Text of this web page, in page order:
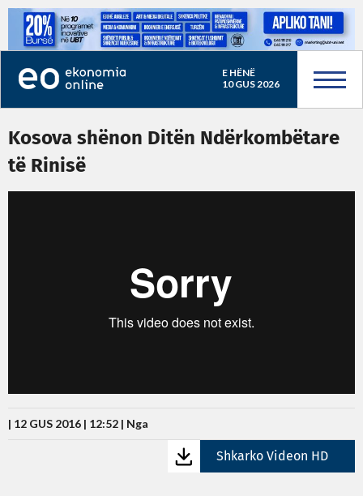
E HËNË
10 GUS 2026
Kosova shënon Ditën Ndërkombëtare
të Rinisë
| 12 GUS 2016 | 12:52 | Nga
Shkarko Videon HD